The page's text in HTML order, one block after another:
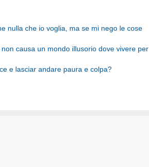
nulla che io voglia, ma se mi nego le cose
causa un mondo illusorio dove vivere per
e lasciar andare paura e colpa?